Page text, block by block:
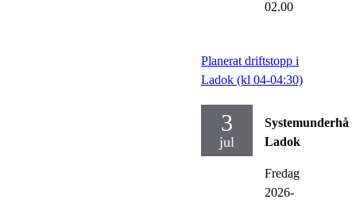
02.00
Planerat driftstopp i
Ladok (kl 04-04:30)
3
jul
Systemunderhåll
Ladok
Fredag
2026-